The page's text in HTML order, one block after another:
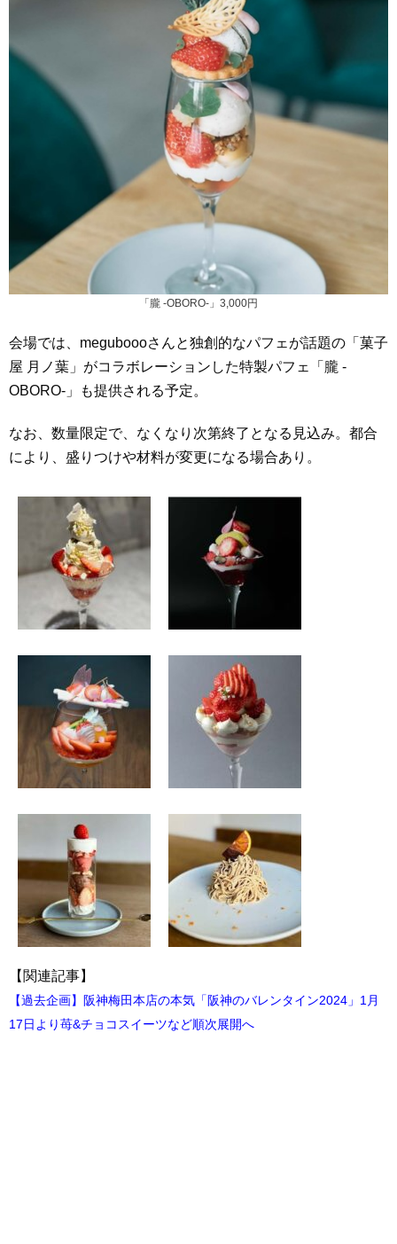
「朧 -OBORO-」3,000円
会場では、meguboooさんと独創的なパフェが話題の「菓子
屋 月ノ葉」がコラボレーションした特製パフェ「朧 -
OBORO-」も提供される予定。
なお、数量限定で、なくなり次第終了となる見込み。都合
により、盛りつけや材料が変更になる場合あり。
【関連記事】
【過去企画】阪神梅田本店の本気「阪神のバレンタイン2024」1月
17日より苺&チョコスイーツなど順次展開へ